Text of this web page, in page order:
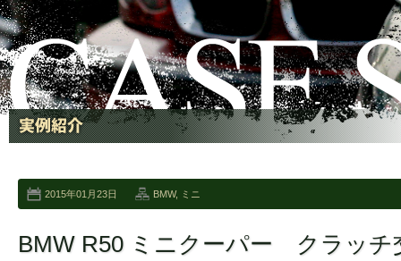
2015年01月23日 BMW, ミニ
BMW R50 ミニクーパー クラッチ